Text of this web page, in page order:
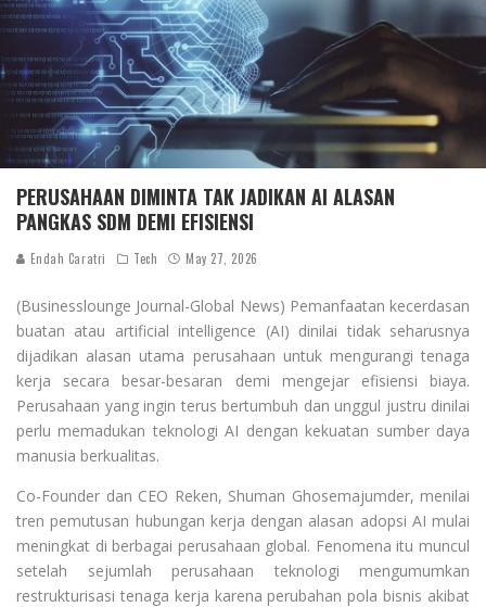
PERUSAHAAN DIMINTA TAK JADIKAN AI ALASAN
PANGKAS SDM DEMI EFISIENSI
Endah Caratri Tech May 27, 2026
(Businesslounge Journal-Global News) Pemanfaatan kecerdasan
buatan atau artificial intelligence (AI) dinilai tidak seharusnya
dijadikan alasan utama perusahaan untuk mengurangi tenaga
kerja secara besar-besaran demi mengejar efisiensi biaya.
Perusahaan yang ingin terus bertumbuh dan unggul justru dinilai
perlu memadukan teknologi AI dengan kekuatan sumber daya
manusia berkualitas.
Co-Founder dan CEO Reken, Shuman Ghosemajumder, menilai
tren pemutusan hubungan kerja dengan alasan adopsi AI mulai
meningkat di berbagai perusahaan global. Fenomena itu muncul
setelah sejumlah perusahaan teknologi mengumumkan
restrukturisasi tenaga kerja karena perubahan pola bisnis akibat